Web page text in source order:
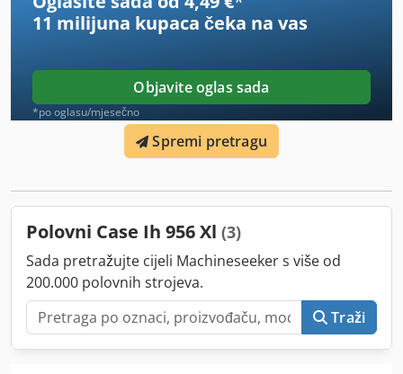
11 milijuna kupaca čeka na vas
Objavite oglas sada
*po oglasu/mjesečno
Spremi pretragu
Polovni Case Ih 956 Xl (3)
Sada pretražujte cijeli Machineseeker s više od
200.000 polovnih strojeva.
Traži